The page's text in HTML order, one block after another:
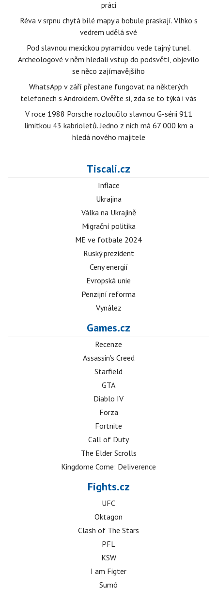
práci
Réva v srpnu chytá bílé mapy a bobule praskají. Vlhko s
vedrem udělá své
Pod slavnou mexickou pyramidou vede tajný tunel.
Archeologové v něm hledali vstup do podsvětí, objevilo
se něco zajímavějšího
WhatsApp v září přestane fungovat na některých
telefonech s Androidem. Ověřte si, zda se to týká i vás
V roce 1988 Porsche rozloučilo slavnou G-sérii 911
limitkou 43 kabrioletů. Jedno z nich má 67 000 km a
hledá nového majitele
Tiscali.cz
Inflace
Ukrajina
Válka na Ukrajině
Migrační politika
ME ve fotbale 2024
Ruský prezident
Ceny energií
Evropská unie
Penzijní reforma
Vynález
Games.cz
Recenze
Assassin's Creed
Starfield
GTA
Diablo IV
Forza
Fortnite
Call of Duty
The Elder Scrolls
Kingdome Come: Deliverence
Fights.cz
UFC
Oktagon
Clash of The Stars
PFL
KSW
I am Figter
Sumó